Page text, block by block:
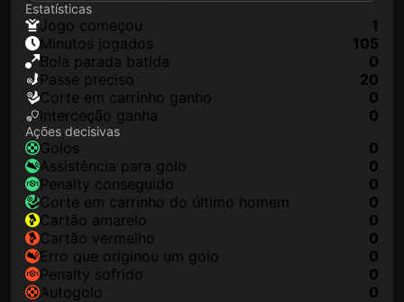
Estatísticas
jogo começou
1
minutos jogados
105
Bola parada batida
0
passe preciso
20
corte em carrinho ganho
0
interceção ganha
0
Ações decisivas
golos
0
assistência para golo
0
penalty conseguido
0
corte em carrinho do último homem
0
cartão amarelo
0
cartão vermelho
0
erro que originou um golo
0
penalty sofrido
0
autogolo
0